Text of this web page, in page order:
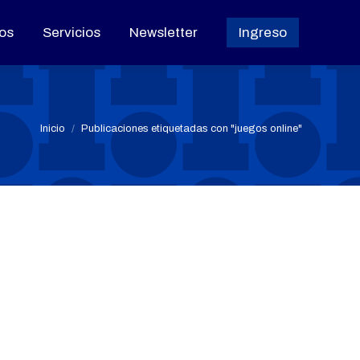
Servicios Newsletter Ingreso
Estás aquí:
Inicio Publicaciones etiquetadas con "juegos online"
Servicios Newsletter Ingreso